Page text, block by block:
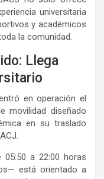
universitaria
y académicos
la comunidad.
Llega
en operación el
movilidad diseñado
en su traslado
a 22:00 horas
está orientado a